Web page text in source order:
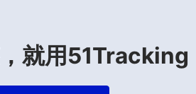
就用51Tracking